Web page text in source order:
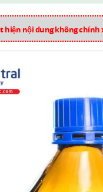
hiện nội dung không